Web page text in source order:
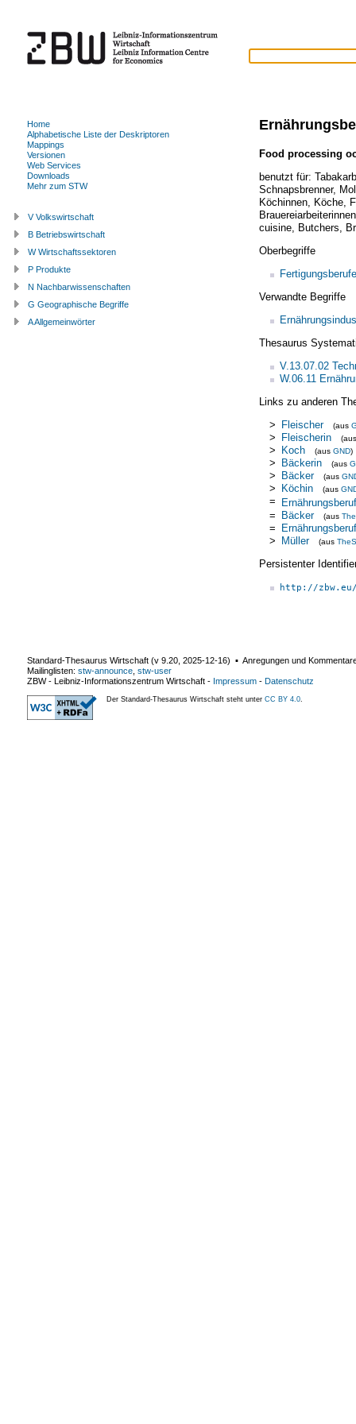
Food processing
benutzt für:
Schnapsbrenner,
Köchinnen, Köche,
Brauereiarbeiterinnen
cuisine, Butchers
Oberbegriffe
Fertigungsberufe
Verwandte Begriffe
Thesaurus
V.13.07.02
W.06.11
Links zu anderen
> Fleischer (aus
> Fleischerin
> Koch (aus GND)
> Bäckerin (aus
> Bäcker (aus
> Köchin (aus
= Ernährungsberuf
= Bäcker (aus
= Ernährungsberuf
> Müller (aus
Persistenter
http://
Home
Alphabetische Liste der Deskriptoren
Mappings
Versionen
Web Services
Downloads
Mehr zum STW
V Volkswirtschaft
B Betriebswirtschaft
W Wirtschaftssektoren
P Produkte
N Nachbarwissenschaften
G Geographische Begriffe
A Allgemeinwörter
Standard-Thesaurus Wirtschaft (v 9.20 2025-12-16) ▪ Anregungen und
Mailinglisten: stw-announce stw-user
ZBW - Leibniz-Informationszentrum Wirtschaft - Impressum - Datenschutz
Der Standard-Thesaurus Wirtschaft steht unter CC BY 4.0